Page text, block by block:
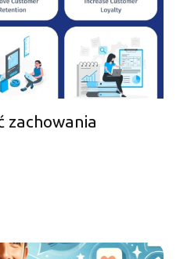
zachowania